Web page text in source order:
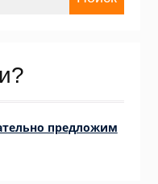
предложим